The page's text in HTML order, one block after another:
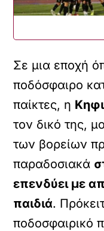
Σε μια εποχή
ποδόσφαιρο
παίκτες, η
τον δικό της,
των βορείων
παραδοσιακά
επενδύει με
παιδιά.
ποδοσφαιρικό